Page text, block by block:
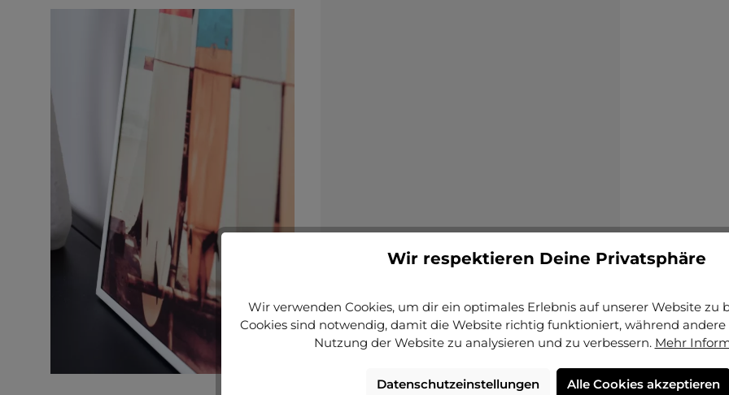
Wir respektieren Deine Privatsphäre
Wir verwenden Cookies, um dir ein optimales Erlebnis auf unserer Website zu
Cookies sind notwendig, damit die Website richtig funktioniert, während andere
Nutzung der Website zu analysieren und zu verbessern. Mehr
Datenschutzeinstellungen Alle Cookies akzeptieren